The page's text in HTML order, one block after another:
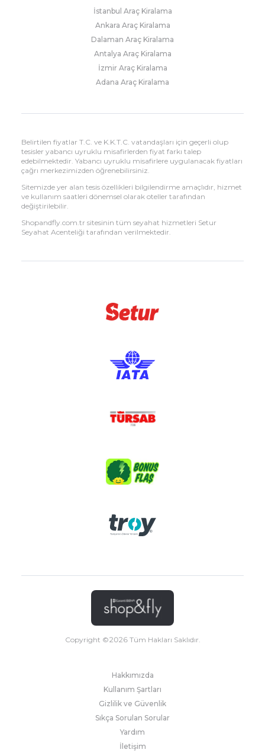
İstanbul Araç Kiralama
Ankara Araç Kiralama
Dalaman Araç Kiralama
Antalya Araç Kiralama
İzmir Araç Kiralama
Adana Araç Kiralama
Belirtilen fiyatlar T.C. ve K.K.T.C. vatandaşları için geçerli olup
tesisler yabancı uyruklu misafirlerden fiyat farkı talep
edebilmektedir. Yabancı uyruklu misafirlere uygulanacak fiyatları
çağrı merkezimizden öğrenebilirsiniz.
Sitemizde yer alan tesis özellikleri bilgilendirme amaçlıdır, hizmet
ve kullanım saatleri dönemsel olarak oteller tarafından
değiştirilebilir.
Shopandfly.com.tr sitesinin tüm seyahat hizmetleri Setur
Seyahat Acenteliği tarafından verilmektedir.
Copyright ©2026Tüm Hakları Saklıdır.
Hakkımızda
Kullanım Şartları
Gizlilik ve Güvenlik
Sıkça Sorulan Sorular
Yardım
İletişim